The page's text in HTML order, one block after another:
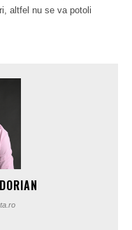
altfel nu se va potoli